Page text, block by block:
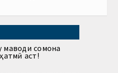
маводи сомона
аст!